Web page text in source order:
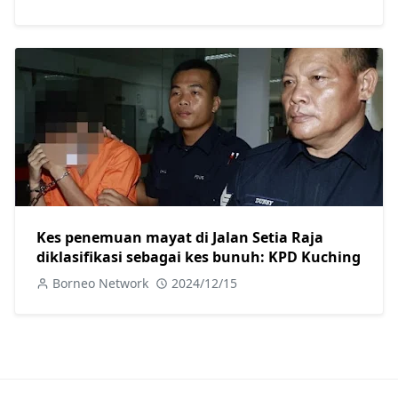
Kes penemuan mayat di Jalan Setia Raja
diklasifikasi sebagai kes bunuh: KPD Kuching
Borneo Network 2024/12/15